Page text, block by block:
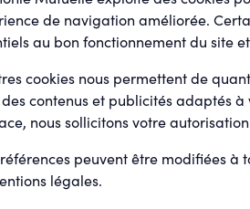
de navigation améliorée.
au bon fonctionnement du site
cookies nous permettent de
contenus et publicités adaptés à
nous sollicitons votre
peuvent être modifiées à
légales.